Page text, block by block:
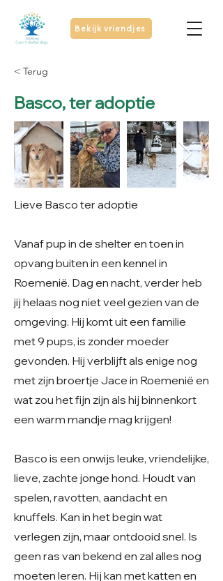
Bekijk vriendjes
< Terug
Basco, ter adoptie
Lieve Basco ter adoptie
Vanaf pup in de shelter en toen in
opvang buiten in een kennel in
Roemenië. Dag en nacht, verder heb
jij helaas nog niet veel gezien van de
omgeving. Hij komt uit een familie
met 9 pups, is zonder moeder
gevonden. Hij verblijft als enige nog
met zijn broertje Jace in Roemenië en
wat zou het fijn zijn als hij binnenkort
een warm mandje mag krijgen!
Basco is een onwijs leuke, vriendelijke,
lieve, zachte jonge hond. Houdt van
spelen, ravotten, aandacht en
knuffels. Kan in het begin wat
verlegen zijn, maar ontdooid snel. Is
geen ras van bekend en zal alles nog
moeten leren. Hij kan met katten en